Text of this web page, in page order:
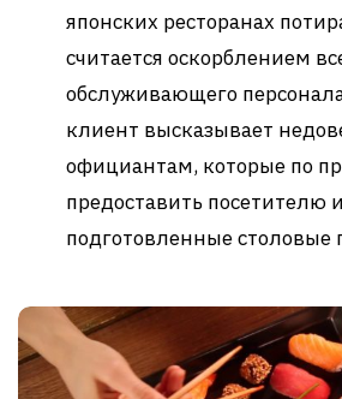
японских ресторанах
считается оскорблением
обслуживающего
клиент высказывает
официантам, которые по
предоставить посетителю
подготовленные столовые